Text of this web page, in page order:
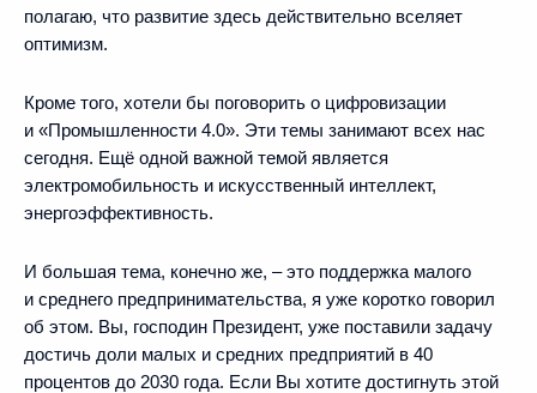
полагаю, что развитие здесь действительно вселяет
оптимизм.
Кроме того, хотели бы поговорить о цифровизации
и «Промышленности 4.0». Эти темы занимают всех нас
сегодня. Ещё одной важной темой является
электромобильность и искусственный интеллект,
энергоэффективность.
И большая тема, конечно же, – это поддержка малого
и среднего предпринимательства, я уже коротко говорил
об этом. Вы, господин Президент, уже поставили задачу
достичь доли малых и средних предприятий в 40
процентов до 2030 года. Если Вы хотите достигнуть этой